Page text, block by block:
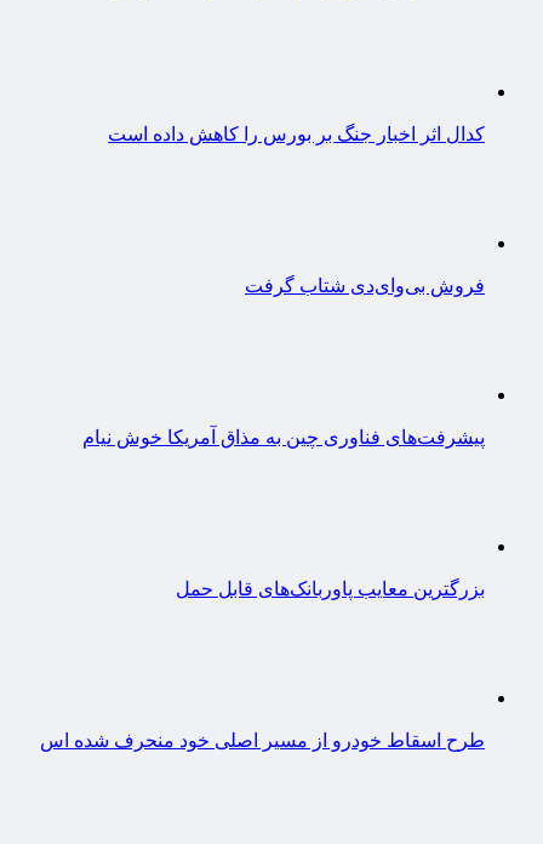
کدال اثر اخبار جنگ بر بورس را کاهش داده است
فروش بی‌وای‌دی شتاب گرفت
پیشرفت‌های فناوری چین به مذاق آمریکا خوش نیام
بزرگترین معایب پاوربانک‌های قابل حمل
طرح اسقاط خودرو از مسیر اصلی خود منحرف شده اس